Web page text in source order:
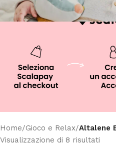
Home/Gioco e Relax/Altalene
Visualizzazione di 8 risultati